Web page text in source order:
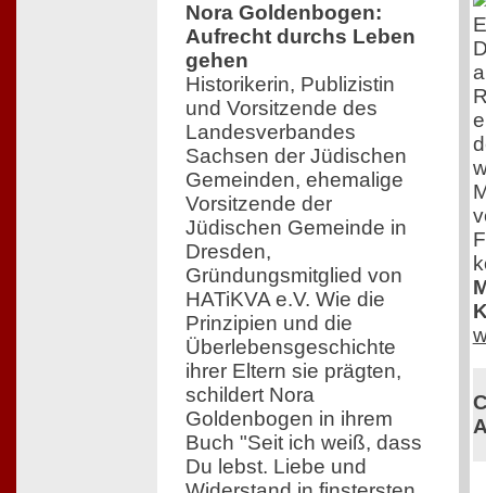
Nora Goldenbogen:
Aufrecht durchs Leben
gehen
Historikerin, Publizistin
und Vorsitzende des
Landesverbandes
Sachsen der Jüdischen
Gemeinden, ehemalige
Vorsitzende der
Jüdischen Gemeinde in
Dresden,
Gründungsmitglied von
HATiKVA e.V. Wie die
Prinzipien und die
Überlebensgeschichte
ihrer Eltern sie prägten,
schildert Nora
Goldenbogen in ihrem
Buch "Seit ich weiß, dass
Du lebst. Liebe und